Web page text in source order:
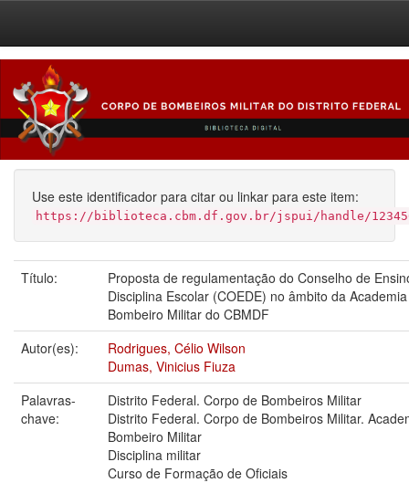
navigation
Use este identificador para citar ou linkar para este item:
https://biblioteca.cbm.df.gov.br/jspui/handle/
Título:
Proposta de regulamentação do Conselho de
Disciplina Escolar (COEDE) no âmbito da
Bombeiro Militar do CBMDF
Autor(es):
Rodrigues, Célio Wilson
Dumas, Vinicius Fiuza
Palavras-
chave:
Distrito Federal. Corpo de Bombeiros Militar
Distrito Federal. Corpo de Bombeiros Militar.
Bombeiro Militar
Disciplina militar
Curso de Formação de Oficiais